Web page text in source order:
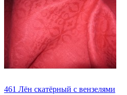
461 Лён скатёрный с вензелями